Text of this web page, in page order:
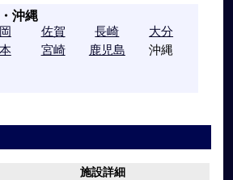
沖縄
佐賀 長崎
大分
宮崎 鹿児島 沖縄
施設詳細